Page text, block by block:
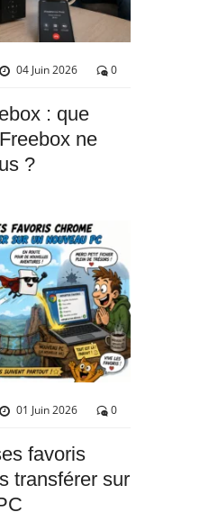
04 Juin 2026 0
: que
ne
?
01 Juin 2026 0
favoris
transférer sur